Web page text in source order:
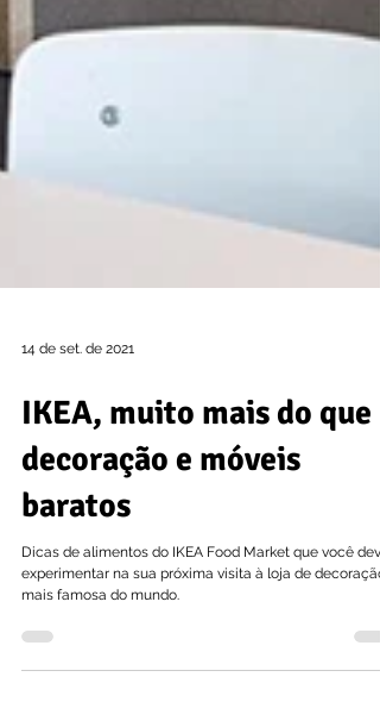
14 de set. de 2021
IKEA, muito mais do que
decoração e móveis
baratos
Dicas de alimentos do IKEA Food Market que você deve
mais famosa do mundo.